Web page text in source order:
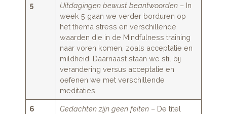
5 Uitdagingen bewust beantwoorden – In
week 5 gaan we verder borduren op
het thema stress en verschillende
waarden die in de Mindfulness training
naar voren komen, zoals acceptatie en
mildheid. Daarnaast staan we stil bij
verandering versus acceptatie en
oefenen we met verschillende
meditaties.
6 Gedachten zijn geen feiten – De titel